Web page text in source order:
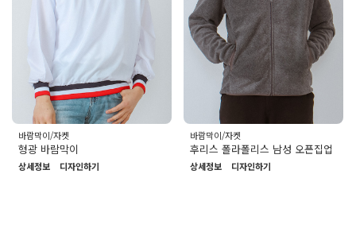
바람막이/자켓
형광 바람막이
상세정보 디자인하기
바람막이/자켓
후리스 폴라폴리스 남성 오픈집업
상세정보 디자인하기